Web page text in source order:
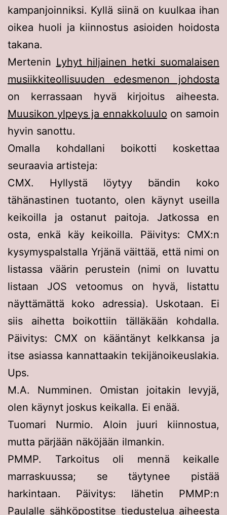
kampanjoinniksi. Kyllä siinä on kuulkaa ihan
oikea huoli ja kiinnostus asioiden hoidosta
takana.
Mertenin Lyhyt hiljainen hetki suomalaisen
musiikkiteollisuuden edesmenon johdosta
on kerrassaan hyvä kirjoitus aiheesta.
Muusikon ylpeys ja ennakkoluulo on samoin
hyvin sanottu.
Omalla kohdallani boikotti koskettaa
seuraavia artisteja:
CMX. Hyllystä löytyy bändin koko
tähänastinen tuotanto, olen käynyt useilla
keikoilla ja ostanut paitoja. Jatkossa en
osta, enkä käy keikoilla. Päivitys: CMX:n
kysymyspalstalla Yrjänä väittää, että nimi on
listassa väärin perustein (nimi on luvattu
listaan JOS vetoomus on hyvä, listattu
näyttämättä koko adressia). Uskotaan. Ei
siis aihetta boikottiin tälläkään kohdalla.
Päivitys: CMX on kääntänyt kelkkansa ja
itse asiassa kannattaakin tekijänoikeuslakia.
Ups.
M.A. Numminen. Omistan joitakin levyjä,
olen käynyt joskus keikalla. Ei enää.
Tuomari Nurmio. Aloin juuri kiinnostua,
mutta pärjään näköjään ilmankin.
PMMP. Tarkoitus oli mennä keikalle
marraskuussa; se täytynee pistää
harkintaan. Päivitys: lähetin PMMP:n
Paulalle sähköpostitse tiedustelua aiheesta